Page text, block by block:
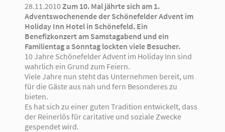
28.11.2010Zum 10. Mal jährte sich am 1.
Adventswochenende der Schönefelder Advent im
Holiday Inn Hotel in Schönefeld. Ein
Benefizkonzert am Samstagabend und ein
Familientag a Sonntag lockten viele Besucher.
10 Jahre Schönefelder Advent im Holiday Inn sind
wahrlich ein Grund zum Feiern.
Viele Jahre nun steht das Unternehmen bereit, um
für die Gäste aus nah und fern Besonderes zu
bieten.
Es hat sich zu einer guten Tradition entwickelt, dass
der Reinerlös für caritative und soziale Zwecke
gespendet wird.